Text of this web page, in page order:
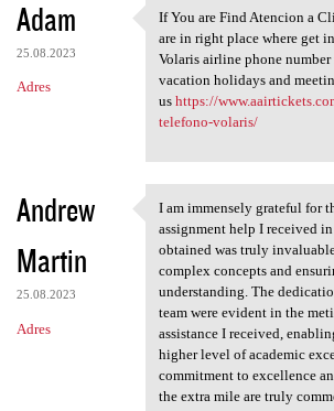
Adam
25.08.2023
Adres
If You are Find
If You are Find Atencion a
are in right place where get
Volaris airline phone
vacation holidays and
us https://
telefono-volaris/
Andrew
Martin
25.08.2023
Adres
I am immensely
I am immensely grateful for
assignment help I received
obtained was truly
complex concepts and
understanding. The
team were evident in the
assistance I received,
higher level of academic
commitment to excellence
the extra mile are truly